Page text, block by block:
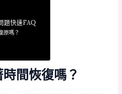
題快速FAQ
原嗎？
間恢復嗎？